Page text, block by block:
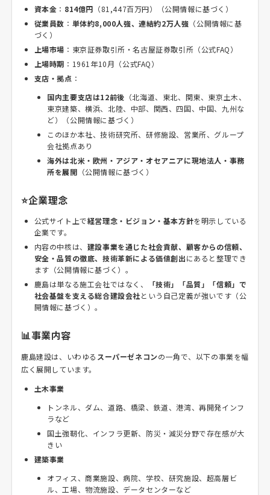
資本金 ： 814億円 （81,447百万円）（公開情報に基づく）
従業員数 ： 単体約8,000人強、連結約2万人強 （公開情報に基
づく）
上場市場 ：東京証券取引所・名古屋証券取引所（公式FAQ）
上場時期 ：1961年10月（公式FAQ）
支店・拠点 ：
国内主要支店は12前後 （北海道、東北、関東、東京土木、
東京建築、横浜、北陸、中部、関西、四国、中国、九州な
ど）（公開情報に基づく）
このほか本社、技術研究所、研修施設、営業所、グループ
会社拠点あり
海外は北米・欧州・アジア・オセアニアに現地法人・事務
所を展開 （公開情報に基づく）
⭐企業理念
公式サイト上で経営理念・ビジョン・基本方針を明示している
企業です。
内容の中核は、 建設事業を通じた社会貢献、顧客からの信頼、
安全・品質の徹底、技術革新による価値創出にあると整理でき
ます（公開情報に基づく）。
鹿島は単なる施工会社ではなく、
「技術」「品質」「信頼」で
社会基盤を支える総合建設会社という自己定義が強いです（公
開情報に基づく）。
📊事業内容
鹿島建設は、いわゆる スーパーゼネコンの一角で、以下の事業を幅
広く展開しています。
土木事業
トンネル、ダム、道路、橋梁、鉄道、港湾、再開発インフ
ラなど
国土強靭化、インフラ更新、防災・減災分野で存在感が大
きい
建築事業
オフィス、商業施設、病院、学校、研究施設、超高層ビ
ル、工場、物流施設、データセンターなど